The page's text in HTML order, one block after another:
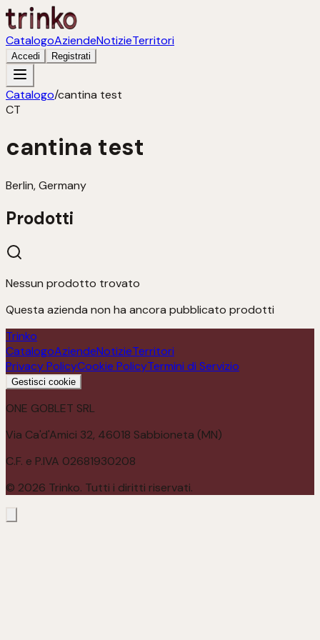
CatalogoAziendeNotizieTerritori
Accedi Registrati
Catalogo/cantina test
CT
cantina test
Berlin, Germany
Prodotti
Nessun prodotto trovato
Questa azienda non ha ancora pubblicato prodotti
Trinko
CatalogoAziendeNotizieTerritori
Privacy PolicyCookie PolicyTermini di Servizio
Gestisci cookie
ONE GOBLET SRL
Via Ca'd'Amici 32, 46018 Sabbioneta (MN)
C.F. e P.IVA 02681930208
© 2026 Trinko. Tutti i diritti riservati.